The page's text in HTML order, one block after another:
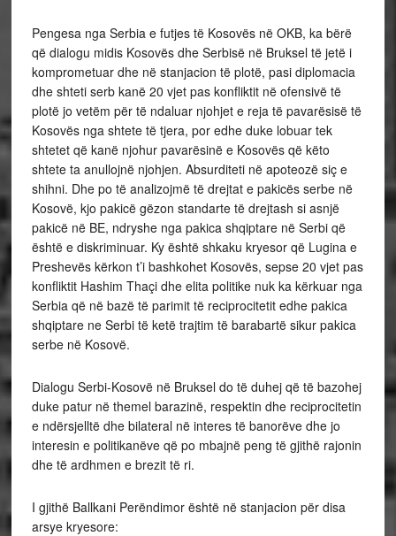
Pengesa nga Serbia e futjes të Kosovës në OKB, ka bërë
që dialogu midis Kosovës dhe Serbisë në Bruksel të jetë i
komprometuar dhe në stanjacion të plotë, pasi diplomacia
dhe shteti serb kanë 20 vjet pas konfliktit në ofensivë të
plotë jo vetëm për të ndaluar njohjet e reja të pavarësisë të
Kosovës nga shtete të tjera, por edhe duke lobuar tek
shtetet që kanë njohur pavarësinë e Kosovës që këto
shtete ta anullojnë njohjen. Absurditeti në apoteozë siç e
shihni. Dhe po të analizojmë të drejtat e pakicës serbe në
Kosovë, kjo pakicë gëzon standarte të drejtash si asnjë
pakicë në BE, ndryshe nga pakica shqiptare në Serbi që
është e diskriminuar. Ky është shkaku kryesor që Lugina e
Preshevës kërkon t’i bashkohet Kosovës, sepse 20 vjet pas
konfliktit Hashim Thaçi dhe elita politike nuk ka kërkuar nga
Serbia që në bazë të parimit të reciprocitetit edhe pakica
shqiptare ne Serbi të ketë trajtim të barabartë sikur pakica
serbe në Kosovë.
Dialogu Serbi-Kosovë në Bruksel do të duhej që të bazohej
duke patur në themel barazinë, respektin dhe reciprocitetin
e ndërsjelltë dhe bilateral në interes të banorëve dhe jo
interesin e politikanëve që po mbajnë peng të gjithë rajonin
dhe të ardhmen e brezit të ri.
I gjithë Ballkani Perëndimor është në stanjacion për disa
arsye kryesore: